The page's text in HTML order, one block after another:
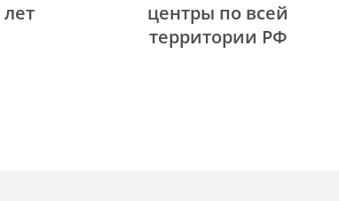
лет
центры по всей
территории РФ